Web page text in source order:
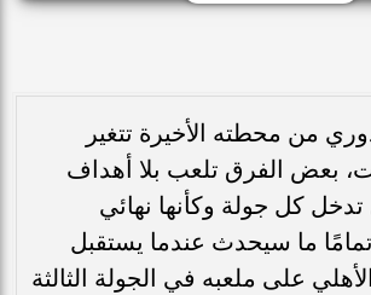
من محطته الأخيرة تتغير
بعض الفرق تلعب بلا أهداف
كل جولة وكأنها نهائي
ما سيحدث عندما يستقبل
على ملعبه في الجولة الثالثة